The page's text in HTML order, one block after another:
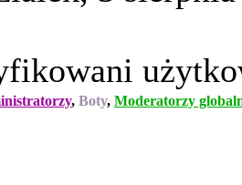
, Boty, Moderatorzy